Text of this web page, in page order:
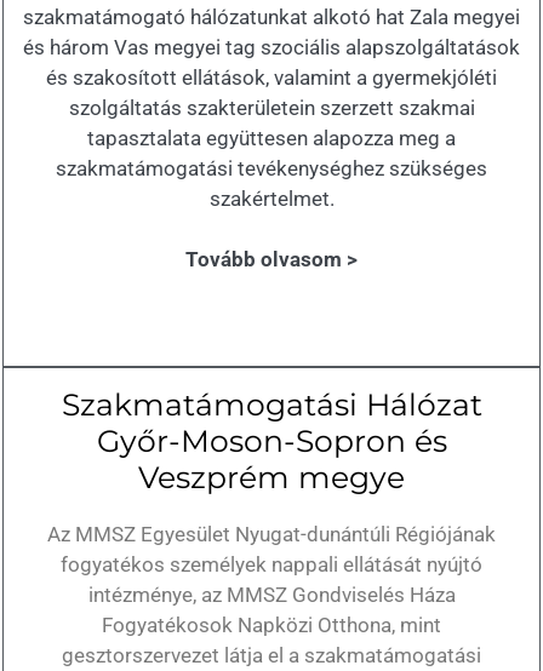
szakmatámogató hálózatunkat alkotó hat Zala megyei
és három Vas megyei tag szociális alapszolgáltatások
és szakosított ellátások, valamint a gyermekjóléti
szolgáltatás szakterületein szerzett szakmai
tapasztalata együttesen alapozza meg a
szakmatámogatási tevékenységhez szükséges
szakértelmet.
Tovább olvasom >
Szakmatámogatási Hálózat
Győr-Moson-Sopron és
Veszprém megye
Az MMSZ Egyesület Nyugat-dunántúli Régiójának
fogyatékos személyek nappali ellátását nyújtó
intézménye, az MMSZ Gondviselés Háza
Fogyatékosok Napközi Otthona, mint
gesztorszervezet látja el a szakmatámogatási